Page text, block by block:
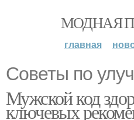
МОДНАЯ
главная
Советы по
Мужской код
ключевых